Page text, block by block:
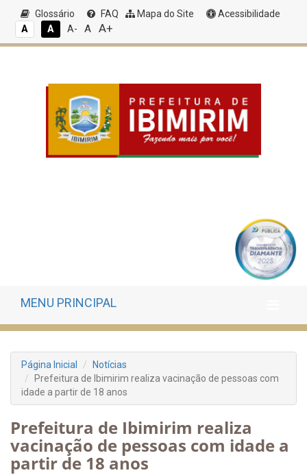
Glossário FAQ Mapa do Site
Acessibilidade
A
A A- A A+
MENU PRINCIPAL
Página Inicial
Notícias
Prefeitura de Ibimirim realiza vacinação de pessoas com
idade a partir de 18 anos
Prefeitura de Ibimirim realiza
vacinação de pessoas com idade a
partir de 18 anos